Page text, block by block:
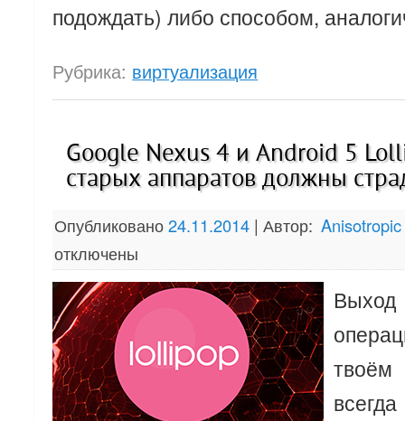
подождать) либо способом,
Рубрика: виртуализация
Google Nexus 4 и Android 5
старых аппаратов должны
Опубликовано 24.11.2014 |Автор: Anisotropic
отключены